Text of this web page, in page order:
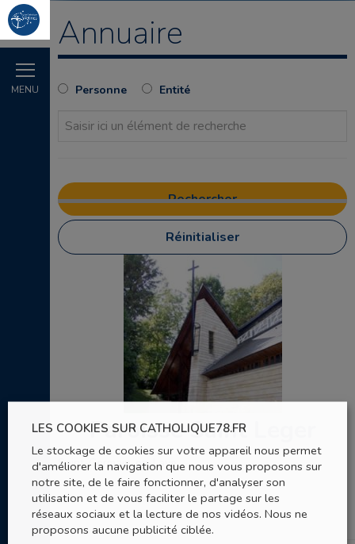
MENU
Annuaire
Personne Entité
Réinitialiser
Paroisse Saint Leger
Saint-Germain-en-Laye
LES COOKIES SUR CATHOLIQUE78.FR
Le stockage de cookies sur votre appareil nous permet
d'améliorer la navigation que nous vous proposons sur
notre site, de le faire fonctionner, d'analyser son
utilisation et de vous faciliter le partage sur les
réseaux sociaux et la lecture de nos vidéos. Nous ne
proposons aucune publicité ciblée.